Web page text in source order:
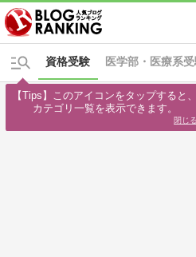
医学部・医療系
資格受験
【Tips】このアイコンをタップすると、
カテゴリ一覧を表示できます。
閉じる